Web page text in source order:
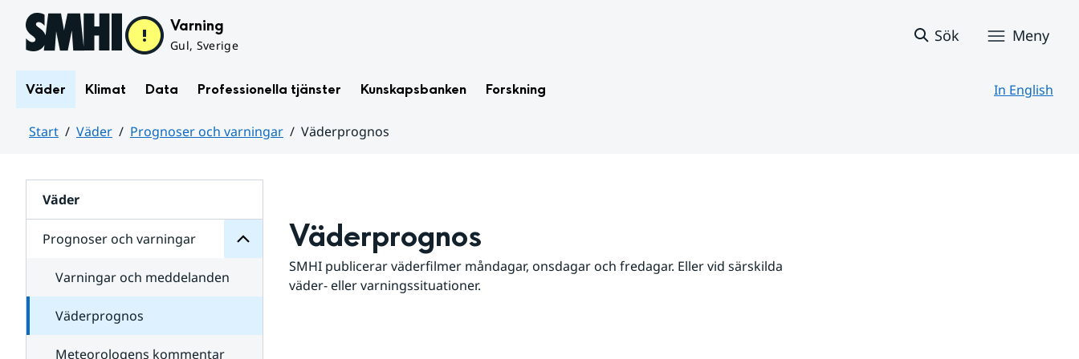
Hoppa till sidans innehåll Varning
Gul, Sverige
Sök Meny
Väder Klimat Data Professionella tjänster Kunskapsbanken Forskning In English
Start Väder Prognoser och varningar
Väderprognos
Väder
Prognoser och varningar
för
varningar
Varningar och meddelanden
Väderprognos
Meteorologens kommentar
Väderprognos
SMHI publicerar väderfilmer måndagar, onsdagar och fredagar. Eller vid särskilda
väder- eller varningssituationer.